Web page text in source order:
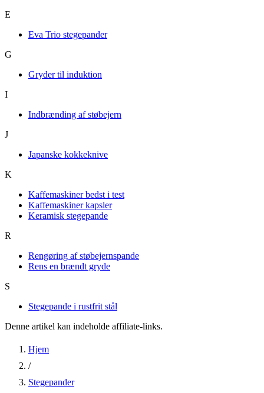
E
Eva Trio stegepander
G
Gryder til induktion
I
Indbrænding af støbejern
J
Japanske kokkeknive
K
Kaffemaskiner bedst i test
Kaffemaskiner kapsler
Keramisk stegepande
R
Rengøring af støbejernspande
Rens en brændt gryde
S
Stegepande i rustfrit stål
Denne artikel kan indeholde affiliate-links.
Hjem
/
Stegepander